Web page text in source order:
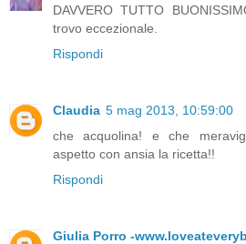
DAVVERO TUTTO
trovo eccezionale.
Rispondi
Claudia 5 mag 2013, 10:59:00
che acquolina! e che
aspetto con ansia la ricetta!!
Rispondi
Giulia Porro -